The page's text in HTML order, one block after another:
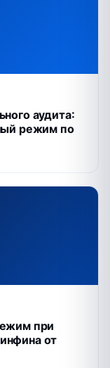
аудита:
режим по
при
от